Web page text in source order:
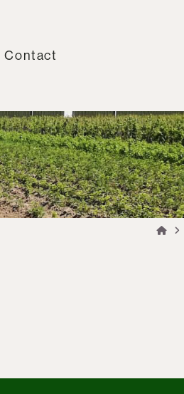
Contact